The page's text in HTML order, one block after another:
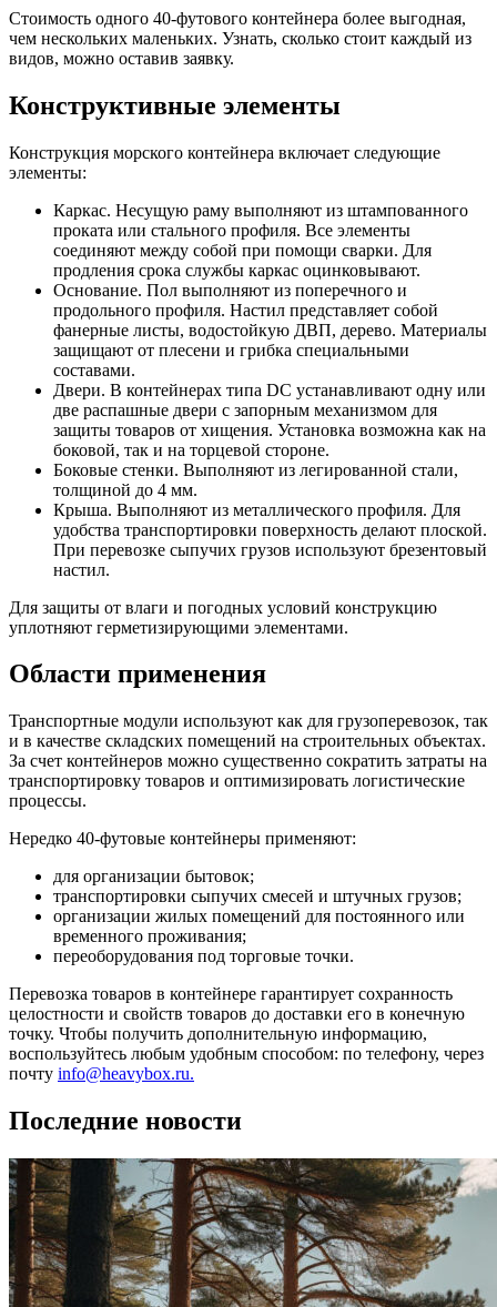
Стоимость одного 40-футового контейнера более выгодная,
чем нескольких маленьких. Узнать, сколько стоит каждый из
видов, можно оставив заявку.
Конструктивные элементы
Конструкция морского контейнера включает следующие
элементы:
Каркас. Несущую раму выполняют из штампованного
проката или стального профиля. Все элементы
соединяют между собой при помощи сварки. Для
продления срока службы каркас оцинковывают.
Основание. Пол выполняют из поперечного и
продольного профиля. Настил представляет собой
фанерные листы, водостойкую ДВП, дерево. Материалы
защищают от плесени и грибка специальными
составами.
Двери. В контейнерах типа DC устанавливают одну или
две распашные двери с запорным механизмом для
защиты товаров от хищения. Установка возможна как на
боковой, так и на торцевой стороне.
Боковые стенки. Выполняют из легированной стали,
толщиной до 4 мм.
Крыша. Выполняют из металлического профиля. Для
удобства транспортировки поверхность делают плоской.
При перевозке сыпучих грузов используют брезентовый
настил.
Для защиты от влаги и погодных условий конструкцию
уплотняют герметизирующими элементами.
Области применения
Транспортные модули используют как для грузоперевозок, так
и в качестве складских помещений на строительных объектах.
За счет контейнеров можно существенно сократить затраты на
транспортировку товаров и оптимизировать логистические
процессы.
Нередко 40-футовые контейнеры применяют:
для организации бытовок;
транспортировки сыпучих смесей и штучных грузов;
организации жилых помещений для постоянного или
временного проживания;
переоборудования под торговые точки.
Перевозка товаров в контейнере гарантирует сохранность
целостности и свойств товаров до доставки его в конечную
точку. Чтобы получить дополнительную информацию,
воспользуйтесь любым удобным способом: по телефону, через
почту info@heavybox.ru.
Последние новости